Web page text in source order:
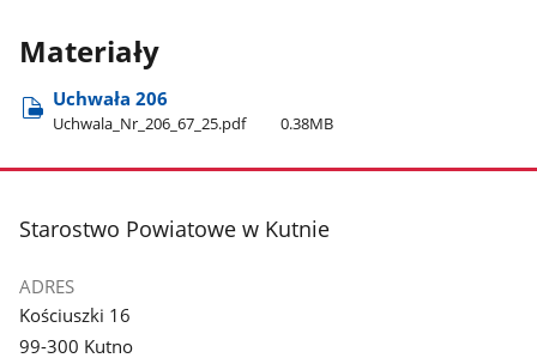
Materiały
Uchwała 206
Uchwala​_Nr​_206​_67​_25.pdf 0.38MB
stopka
Starostwo Powiatowe w Kutnie
ADRES
Kościuszki 16
99-300 Kutno